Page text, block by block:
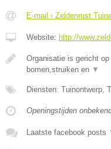
E-mail › Zeldenrust
Website: http://
Organisatie is gericht
bomen,struiken en ▼
Diensten: Tuinontwerp,
Openingstijden
Laatste facebook posts